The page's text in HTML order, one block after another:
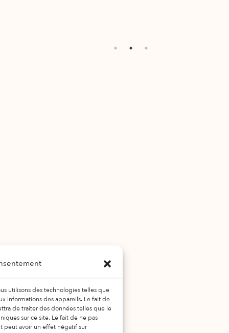
utilisons des technologies telles que
informations des appareils. Le fait de
de traiter des données telles que le
sur ce site. Le fait de ne pas
peut avoir un effet négatif sur